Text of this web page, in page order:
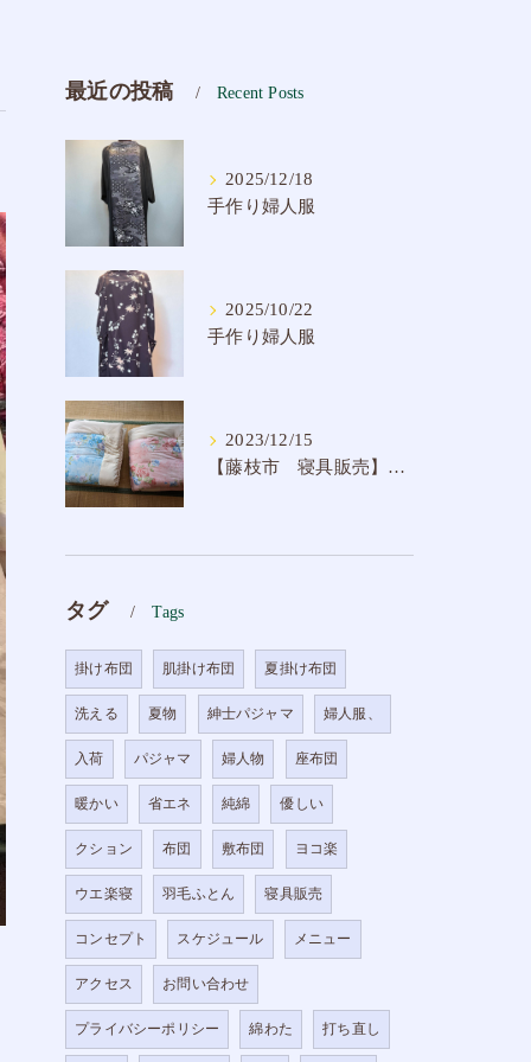
最近の投稿 Recent Posts
2025/12/18
手作り婦人服
2025/10/22
手作り婦人服
2023/12/15
【藤枝市 寝具販売】手作り掛け布団 純綿入り
タグ Tags
掛け布団 肌掛け布団 夏掛け布団
洗える 夏物 紳士パジャマ 婦人服、
入荷 パジャマ 婦人物 座布団
暖かい 省エネ 純綿 優しい
クション 布団 敷布団 ヨコ楽
ウエ楽寝 羽毛ふとん 寝具販売
コンセプト スケジュール メニュー
アクセス お問い合わせ
プライバシーポリシー 綿わた 打ち直し